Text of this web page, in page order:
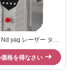
yag レーザー タト
削除 マシン
格を得なさい